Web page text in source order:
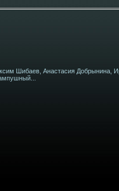
Шибаев, Анастасия Добрынина,